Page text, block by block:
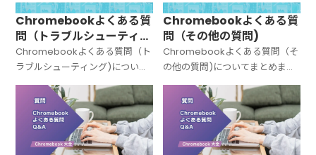
Chromebookよくある質
問（トラブルシューティン
グ)
Chromebookよくある質問（ト
ラブルシューティング)について
まとめました。
Chromebookよくある質
問（その他の質問)
Chromebookよくある質問（そ
の他の質問)についてまとめまし
た。